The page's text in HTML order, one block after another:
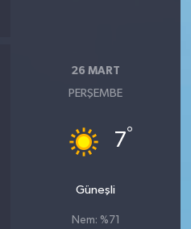
26 MART
PERŞEMBE
7°
Güneşli
Nem: %71